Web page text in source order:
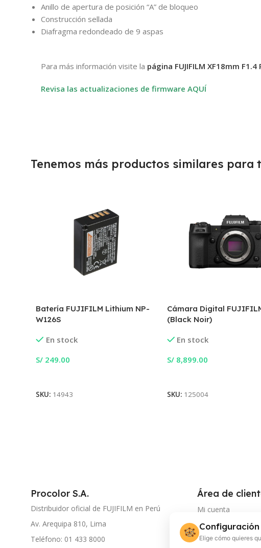
Anillo de apertura de posición “A” de bloqueo
Construcción sellada
Diafragma redondeado de 9 aspas
Para más información visite la página FUJIFILM XF18mm F1.4
Revisa las actualizaciones de firmware AQUÍ
Tenemos más productos similares para
Batería FUJIFILM Lithium NP-
W126S
En stock
S/ 249.00
SKU: 14943
Cámara Digital
(Black Noir)
En stock
S/8,899.00
SKU: 125004
Procolor S.A.
Distribuidor oficial de FUJIFILM en Perú
Av. Arequipa 810, Lima
Teléfono: 01 433 8000
Área de
Mi cuenta
Seguimiento de
Documentos
🍪 Elige cómo quieres